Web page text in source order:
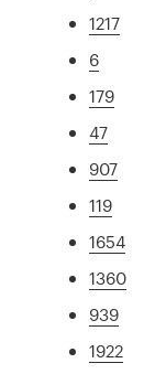
1217
6
179
47
907
119
1654
1360
939
1922